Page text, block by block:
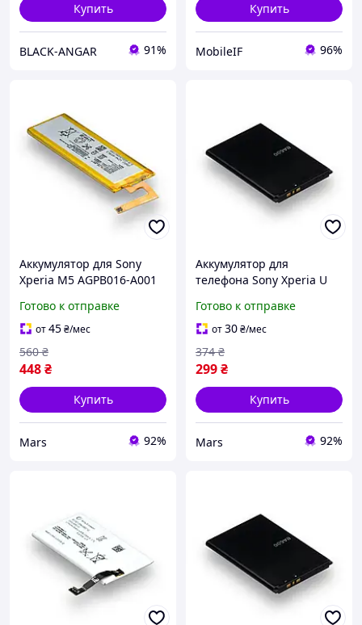
Купить
BLACK-ANGAR 91%
Купить
MobileIF 96%
Аккумулятор для Sony
Xperia M5 AGPB016-A001
батарея Li-pol 2600 мАч
AAAA no LOGO
Готово к отправке
от45₴/мес
448₴
560 ₴
Купить
Mars 92%
Аккумулятор для
телефона Sony Xperia U
аккумуляторная батарея
Li-ion 1290 мАч AA
PREMIUM
Готово к отправке
от30₴/мес
299₴
374 ₴
Купить
Mars 92%